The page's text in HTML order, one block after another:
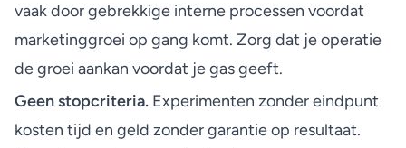
vaak door gebrekkige interne processen voordat
marketinggroei op gang komt. Zorg dat je operatie
de groei aankan voordat je gas geeft.
Geen stopcriteria. Experimenten zonder eindpunt
kosten tijd en geld zonder garantie op resultaat.